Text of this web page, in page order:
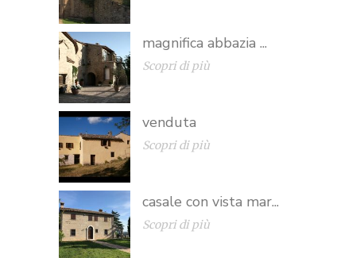
magnifica abbazia ...
Scopri di più
venduta
Scopri di più
casale con vista mar...
Scopri di più